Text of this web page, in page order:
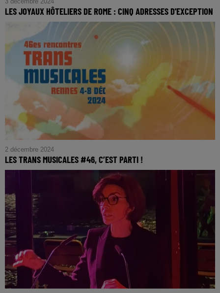
LES JOYAUX HÔTELIERS DE ROME : CINQ ADRESSES D'EXCEPTION
2 décembre 2024
LES TRANS MUSICALES #46, C’EST PARTI !